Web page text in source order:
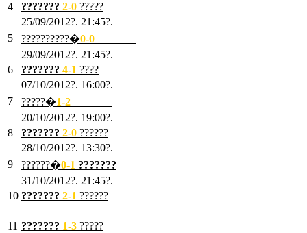
4
??????? 2-0 ?????
25/09/2012?. 21:45?.
5
??????????�0-0
29/09/2012?. 21:45?.
6
??????? 4-1 ????
07/10/2012?. 16:00?.
7
?????�1-2
20/10/2012?. 19:00?.
8
??????? 2-0 ??????
28/10/2012?. 13:30?.
9
??????�0-1 ???????
31/10/2012?. 21:45?.
10 ??????? 2-1 ??????
11 ??????? 1-3 ?????